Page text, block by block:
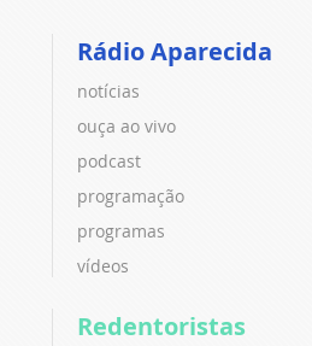
Rádio Aparecida
notícias
ouça ao vivo
podcast
programação
programas
vídeos
Redentoristas